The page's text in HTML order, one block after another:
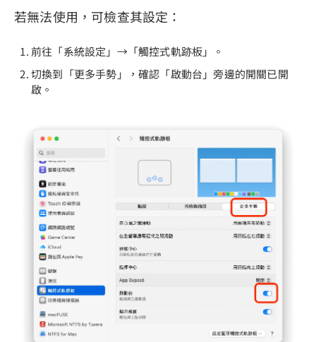
若無法使用，可檢查其設定：
前往「系統設定」→「觸控式軌跡板」。
切換到「更多手勢」，確認「啟動台」旁邊的開關已開
啟。